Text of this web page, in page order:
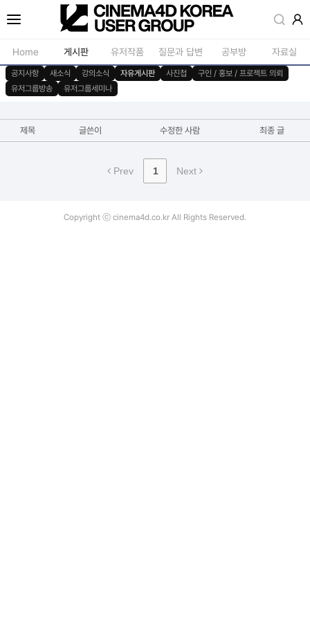
Home 게시판
공지사항
강의소식
구인 / 홍보 / 프로젝트 의뢰
유저작품 질문과 답변 공부방 자료실
모션 / 모그라
스크립트 / 플러그인 /
공지사항 새소식 강의소식 자유게시판 사진첩
구인 / 홍보 / 프로젝트 의뢰
유저그룹방송
유저그룹세미나
제목 글쓴이 수정한 사람 최종 글
Prev 1 Next
Copyright ⓒ cinema4d.co.kr All Rights Reserved.